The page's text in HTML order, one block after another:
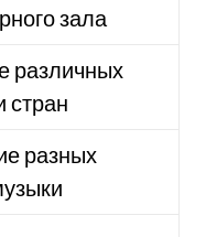
зала
различных
стран
разных